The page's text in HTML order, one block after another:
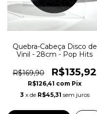
Quebra-Cabeça Disco de
Vinil - 28cm - Pop Hits
R$169,90 R$135,92
R$126,41 com Pix
3 x de R$45,31 sem juros